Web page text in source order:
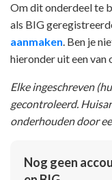
Om dit onderdeel te
als BIG
aanmaken. Ben je
hieronder uit een van
Elke ingeschreven
gecontroleerd.
onderhouden door
Nog geen